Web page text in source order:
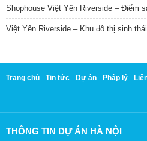
Shophouse Việt Yên Riverside – Điểm
Việt Yên Riverside – Khu đô thị sinh
Trang chủ Tin tức Dự án Pháp lý
THÔNG TIN DỰ ÁN HÀ NỘI